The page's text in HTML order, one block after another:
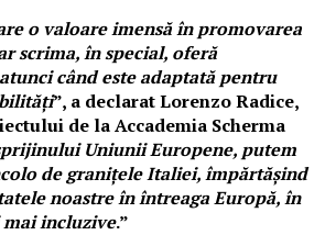
o valoare imensă în promovarea
scrima, în special, oferă
când este adaptată pentru
”, a declarat Lorenzo Radice,
de la Accademia Scherma
Uniunii Europene, putem
de granițele Italiei, împărtășind
noastre în întreaga Europă, în
incluzive.”